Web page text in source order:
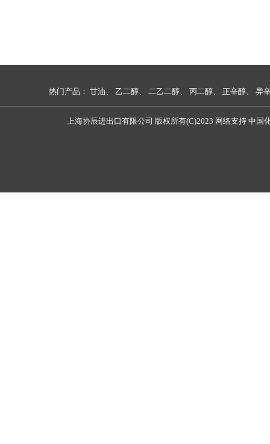
热门产品： 甘油、 乙二醇、 二乙二醇、 丙二醇、 正辛醇、 异
上海协辰进出口有限公司 版权所有(C)2023 网络支持 中国